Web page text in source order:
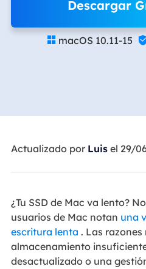
Descargar
 macOS 10.11-15
Actualizado por Luisel 29/
¿Tu SSD de Mac va lento?
usuarios de Mac notan una
escritura lenta . Las
almacenamiento
desactualizado o una